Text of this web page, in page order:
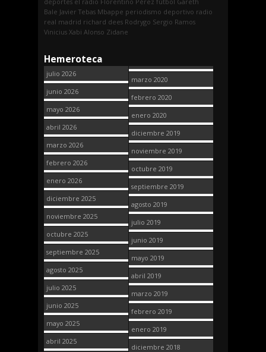
Bale Javier Tebas Mbappe periodismo deportivo radio
real madrid richard dees Rodrygo Sergio Ramos
Vinicius Xabi Alonso Zidane
Hemeroteca
julio 2026
junio 2026
mayo 2026
abril 2026
marzo 2026
febrero 2026
enero 2026
diciembre 2025
noviembre 2025
octubre 2025
septiembre 2025
agosto 2025
julio 2025
junio 2025
mayo 2025
abril 2025
marzo 2020
febrero 2020
enero 2020
diciembre 2019
noviembre 2019
octubre 2019
septiembre 2019
agosto 2019
julio 2019
junio 2019
mayo 2019
abril 2019
marzo 2019
febrero 2019
enero 2019
diciembre 2018